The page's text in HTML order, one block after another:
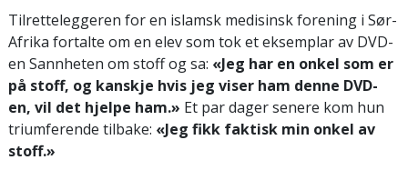
Tilretteleggeren for en islamsk medisinsk forening i Sør-
Afrika fortalte om en elev som tok et eksemplar av DVD-
en Sannheten om stoff og sa: «Jeg har en onkel som er
på stoff, og kanskje hvis jeg viser ham denne DVD-
en, vil det hjelpe ham.» Et par dager senere kom hun
triumferende tilbake: «Jeg fikk faktisk min onkel av
stoff.»